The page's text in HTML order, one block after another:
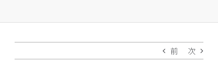
前 次